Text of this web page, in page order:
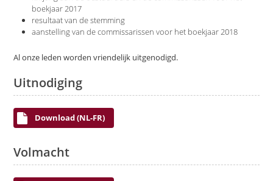
boekjaar 2017
resultaat van de stemming
aanstelling van de commissarissen voor het boekjaar 2018
Al onze leden worden vriendelijk uitgenodigd.
Uitnodiging
Download (NL-FR)
Volmacht